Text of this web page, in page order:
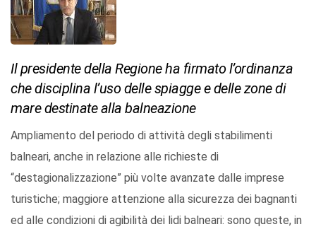
Il presidente della Regione ha firmato l’ordinanza
che disciplina l’uso delle spiagge e delle zone di
mare destinate alla balneazione
Ampliamento del periodo di attività degli stabilimenti
balneari, anche in relazione alle richieste di
“destagionalizzazione” più volte avanzate dalle imprese
turistiche; maggiore attenzione alla sicurezza dei bagnanti
ed alle condizioni di agibilità dei lidi balneari: sono queste, in